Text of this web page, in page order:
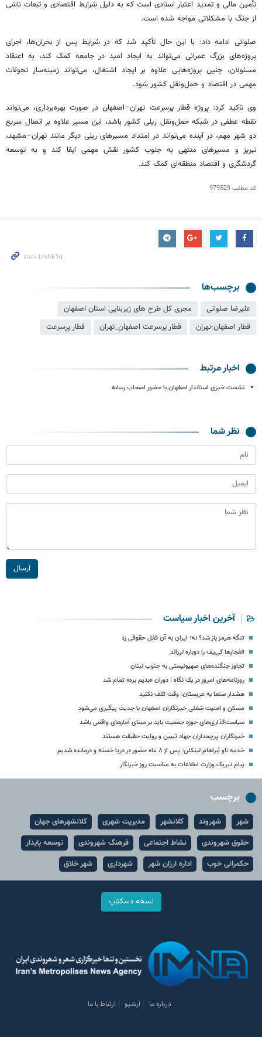
تأمین مالی و تمدید اعتبار اسنادی است که به دلیل شرایط اقتصادی و تبعات ناشی
از جنگ با مشکلاتی مواجه شده است.
صلواتی ادامه داد: با این حال تأکید شد که در شرایط پس از بحران‌ها، اجرای
پروژه‌های بزرگ عمرانی می‌تواند به ایجاد امید در جامعه کمک کند، به اعتقاد
مسئولان، چنین پروژه‌هایی علاوه بر ایجاد اشتغال، می‌تواند زمینه‌ساز تحولات
مهمی در اقتصاد و حمل‌ونقل کشور شود.
وی تاکید کرد: پروژه قطار پرسرعت تهران–اصفهان در صورت بهره‌برداری، می‌تواند
نقطه عطفی در شبکه حمل‌ونقل ریلی کشور باشد، این مسیر علاوه بر اتصال سریع
دو شهر مهم، در آینده می‌تواند در امتداد مسیرهای ریلی دیگر مانند تهران–مشهد،
تبریز و مسیرهای منتهی به جنوب کشور نقش مهمی ایفا کند و به توسعه
گردشگری و اقتصاد منطقه‌ای کمک کند.
کد مطلب979529
برچسب‌ها
علیرضا صلواتی
مجری کل طرح های زیربنایی استان اصفهان
قطار اصفهان-تهران
قطار پرسرعت اصفهان_تهران قطار پرسرعت
اخبار مرتبط
نشست خبری استاندار اصفهان با حضور اصحاب رسانه
نظر شما
ارسال
آخرین اخبار سیاست
تنگه هرمز باز شد؟ نه؛ ایران به آن قفل حقوقی زد
انفجارها کی‌یف را دوباره لرزاند
تجاوز جنگنده‌های صهیونیستی به جنوب لبنان
روزنامه‌های امروز در یک نگاه | دوران «بدیم بره» تمام شد
هشدار صنعا به عربستان: وقت تلف نکنید
مسکن و امنیت شغلی خبرنگاران اصفهان با جدیت پیگیری می‌شود
سیاست‌گذاری‌های حوزه جمعیت باید بر مبنای آمارهای واقعی باشد
خبرنگاران پرچمداران جهاد تبیین و روایت حقیقت هستند
خدمه ناو آبراهام لینکلن: پس از ۸ ماه حضور در دریا خسته و درمانده‌ شدیم
پیام تبریک وزارت اطلاعات به مناسبت روز خبرنگار
برچسب
شهر شهروند کلانشهر مدیریت شهری
کلانشهرهای جهان
حقوق شهروندی
نشاط اجتماعی فرهنگ شهروندی
توسعه پایدار
حکمرانی خوب
اداره ارزان شهر شهرداری شهر خلاق
نسخه دسکتاپ
درباره ما آرشیو ارتباط با ما